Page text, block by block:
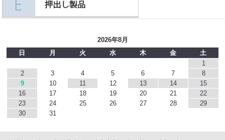
2026年8月
日
月 火 水 木 金
土
1
2
3 4 5 6 7
8
9
10 11 12 13 14
15
16
17 18 19 20 21
22
23
24 25 26 27 28
29
30
31